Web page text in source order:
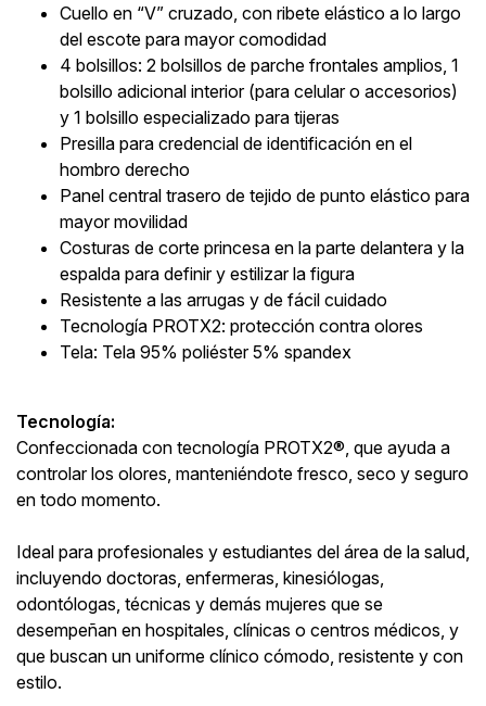
Cuello en “V” cruzado, con ribete elástico a lo largo
del escote para mayor comodidad
4 bolsillos: 2 bolsillos de parche frontales amplios, 1
bolsillo adicional interior (para celular o accesorios)
y 1 bolsillo especializado para tijeras
Presilla para credencial de identificación en el
hombro derecho
Panel central trasero de tejido de punto elástico para
mayor movilidad
Costuras de corte princesa en la parte delantera y la
espalda para definir y estilizar la figura
Resistente a las arrugas y de fácil cuidado
Tecnología PROTX2: protección contra olores
Tela: Tela 95% poliéster 5% spandex
Tecnología:
Confeccionada con tecnología PROTX2®, que ayuda a
controlar los olores, manteniéndote fresco, seco y seguro
en todo momento.
Ideal para profesionales y estudiantes del área de la salud,
incluyendo doctoras, enfermeras, kinesiólogas,
odontólogas, técnicas y demás mujeres que se
desempeñan en hospitales, clínicas o centros médicos, y
que buscan un uniforme clínico cómodo, resistente y con
estilo.